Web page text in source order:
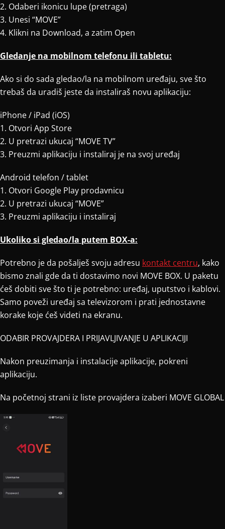
2. Odaberi ikonicu lupe (pretraga)
3. Unesi “MOVE”
4. Klikni na Download, a zatim Open
Gledanje na mobilnom telefonu ili tabletu:
Ako si do sada gledao/la na mobilnom uređaju, sve što
trebaš da uradiš jeste da instaliraš novu aplikaciju:
iPhone / iPad (iOS)
1. Otvori App Store
2. U pretrazi ukucaj “MOVE TV”
3. Preuzmi aplikaciju i instaliraj je na svoj uređaj
Android telefon / tablet
1. Otvori Google Play prodavnicu
2. U pretrazi ukucaj “MOVE”
3. Preuzmi aplikaciju i instaliraj
Ukoliko si gledao/la putem BOX-a:
Potrebno je da pošalješ svoju adresu kontakt centru, kako
bismo znali gde da ti dostavimo novi MOVE BOX. U paketu
ćeš dobiti sve što ti je potrebno: uređaj, uputstvo i kablovi.
Samo poveži uređaj sa televizorom i prati jednostavne
korake koje ćeš videti na ekranu.
ODABIR PROVAJDERA I PRIJAVLJIVANJE U APLIKACIJI
Nakon preuzimanja i instalacije aplikacije, pokreni
aplikaciju.
Na početnoj strani iz liste provajdera izaberi MOVE GLOBAL